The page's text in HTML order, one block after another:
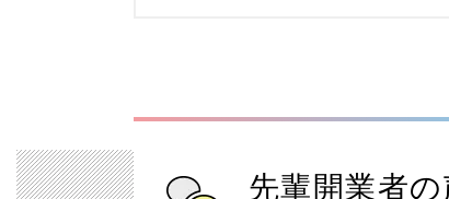
先輩開業者の